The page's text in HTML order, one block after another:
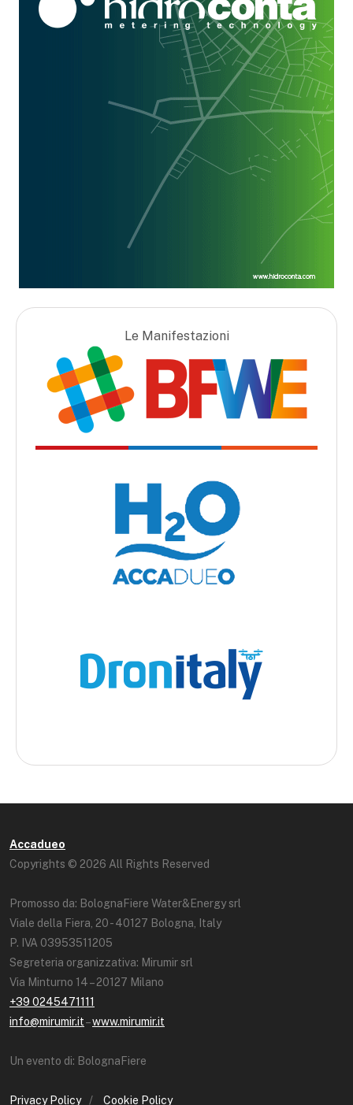
Le Manifestazioni
Accadueo
Copyrights © 2026 All Rights Reserved
Promosso da: BolognaFiere Water&Energy srl
Viale della Fiera, 20 - 40127 Bologna, Italy
P. IVA 03953511205
Segreteria organizzativa: Mirumir srl
Via Minturno 14 – 20127 Milano
+39 0245471111
info@mirumir.it–www.mirumir.it
Un evento di: BolognaFiere
Privacy Policy / Cookie Policy